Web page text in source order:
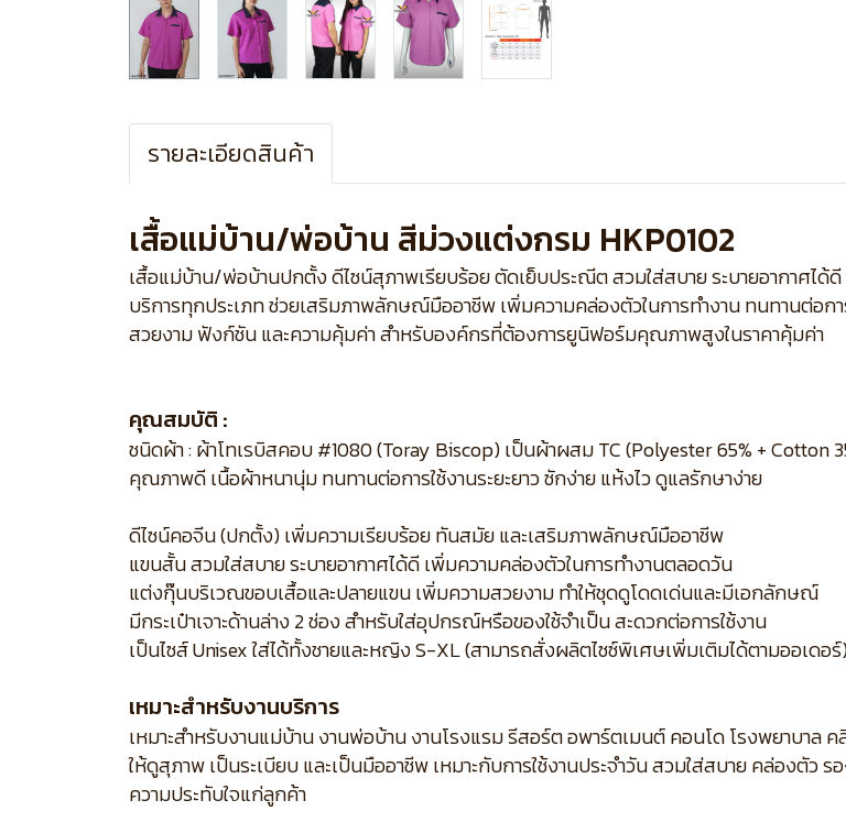
รายละเอียดสินค้า
เสื้อแม่บ้าน/พ่อบ้าน สีม่วงแต่งกรม HKP0102
เสื้อแม่บ้าน/พ่อบ้านปกตั้ง ดีไซน์สุภาพเรียบร้อย ตัดเย็บประณีต สวมใส่สบาย ระบายอากาศได้
บริการทุกประเภท ช่วยเสริมภาพลักษณ์มืออาชีพ เพิ่มความคล่องตัวในการทำงาน ทนทานต่อกา
สวยงาม ฟังก์ชัน และความคุ้มค่า สำหรับองค์กรที่ต้องการยูนิฟอร์มคุณภาพสูงในราคาคุ้มค่า
คุณสมบัติ :
ชนิดผ้า : ผ้าโทเรบิสคอบ #1080 (Toray Biscop) เป็นผ้าผสม TC (Polyester 65% + Cotton
คุณภาพดี เนื้อผ้าหนานุ่ม ทนทานต่อการใช้งานระยะยาว ซักง่าย แห้งไว ดูแลรักษาง่าย
ดีไซน์คอจีน (ปกตั้ง) เพิ่มความเรียบร้อย ทันสมัย และเสริมภาพลักษณ์มืออาชีพ
แขนสั้น สวมใส่สบาย ระบายอากาศได้ดี เพิ่มความคล่องตัวในการทำงานตลอดวัน
แต่งกุ๊นบริเวณขอบเสื้อและปลายแขน เพิ่มความสวยงาม ทำให้ชุดดูโดดเด่นและมีเอกลักษณ์
มีกระเป๋าเจาะด้านล่าง 2 ช่อง สำหรับใส่อุปกรณ์หรือของใช้จำเป็น สะดวกต่อการใช้งาน
เป็นไซส์ Unisex ใส่ได้ทั้งชายและหญิง S-XL (สามารถสั่งผลิตไซซ์พิเศษเพิ่มเติมได้ตามออเดอ
เหมาะสำหรับงานบริการ
เหมาะสำหรับงานแม่บ้าน งานพ่อบ้าน งานโรงแรม รีสอร์ต อพาร์ตเมนต์ คอนโด โรงพยาบา
ให้ดูสุภาพ เป็นระเบียบ และเป็นมืออาชีพ เหมาะกับการใช้งานประจำวัน สวมใส่สบาย คล่องตัว
ความประทับใจแก่ลูกค้า